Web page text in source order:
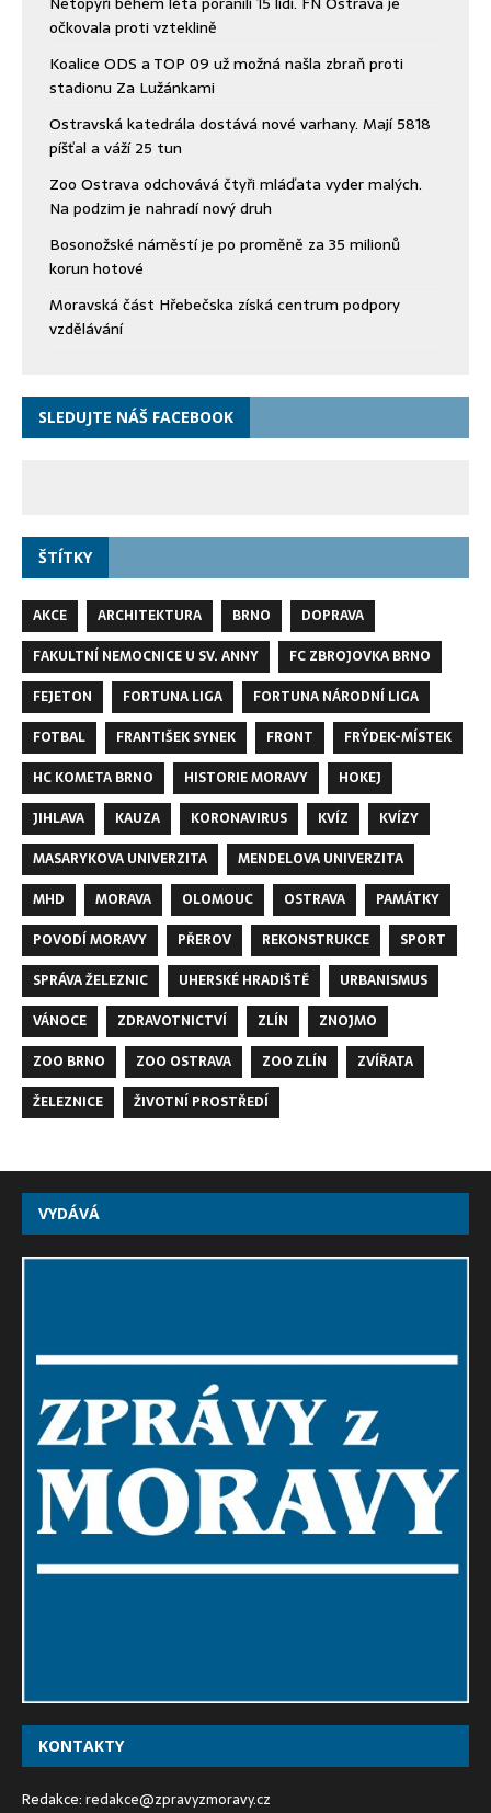
očkovala proti vzteklině
Koalice ODS a TOP 09 už možná našla zbraň proti
stadionu Za Lužánkami
Ostravská katedrála dostává nové varhany. Mají 5818
píšťal a váží 25 tun
Zoo Ostrava odchovává čtyři mláďata vyder malých.
Na podzim je nahradí nový druh
Bosonožské náměstí je po proměně za 35 milionů
korun hotové
Moravská část Hřebečska získá centrum podpory
vzdělávání
SLEDUJTE NÁŠ FACEBOOK
ŠTÍTKY
AKCE ARCHITEKTURA BRNO
DOPRAVA
FAKULTNÍ NEMOCNICE U SV. ANNY
FC ZBROJOVKA BRNO
FEJETON
FORTUNA LIGA
FORTUNA NÁRODNÍ LIGA
FOTBAL
FRANTIŠEK SYNEK FRONT
FRÝDEK-MÍSTEK
HC KOMETA BRNO
HISTORIE MORAVY
HOKEJ
JIHLAVA
KAUZA KORONAVIRUS KVÍZ
KVÍZY
MASARYKOVA UNIVERZITA
MENDELOVA UNIVERZITA
MHD
MORAVA OLOMOUC OSTRAVA
PAMÁTKY
POVODÍ MORAVY
PŘEROV REKONSTRUKCE
SPORT
SPRÁVA ŽELEZNIC
UHERSKÉ HRADIŠTĚ
URBANISMUS
VÁNOCE
ZDRAVOTNICTVÍ ZLÍN
ZNOJMO
ZOO BRNO
ZOO OSTRAVA ZOO ZLÍN
ZVÍŘATA
ŽELEZNICE
ŽIVOTNÍ PROSTŘEDÍ
VYDÁVÁ
KONTAKTY
Redakce:redakce@zpravyzmoravy.cz